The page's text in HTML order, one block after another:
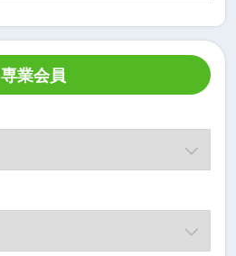
専業会員